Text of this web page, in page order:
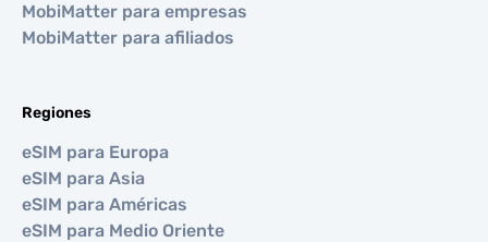
MobiMatter para empresas
MobiMatter para afiliados
Regiones
eSIM para Europa
eSIM para Asia
eSIM para Américas
eSIM para Medio Oriente